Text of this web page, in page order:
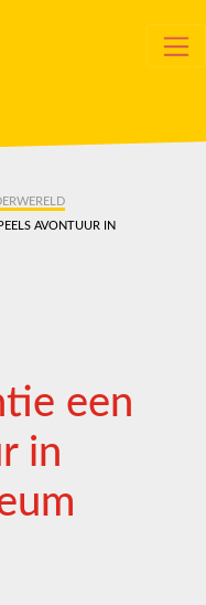
AVONTUUR IN
een
in